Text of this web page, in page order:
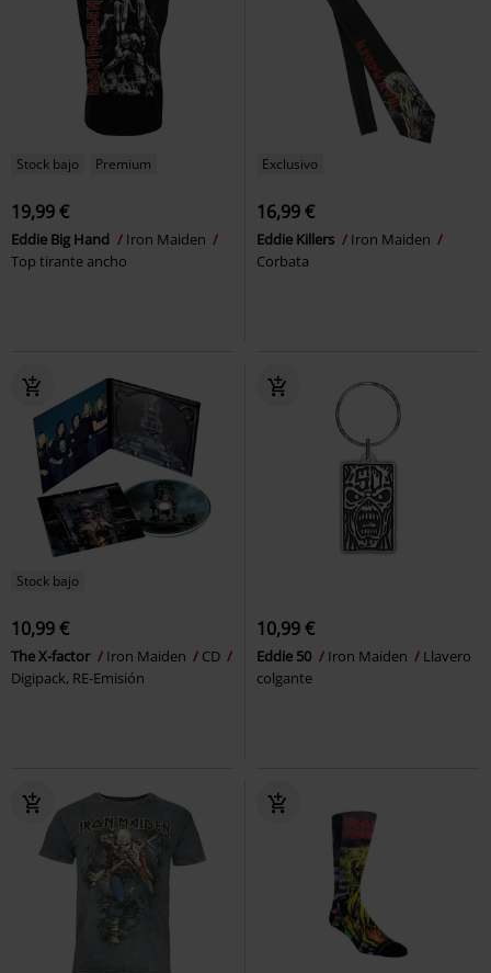
Stock bajo Premium
19,99 €
Eddie Big Hand
Iron Maiden
Top tirante ancho
Exclusivo
16,99 €
Eddie Killers
Iron Maiden
Corbata
Stock bajo
10,99 €
The X-factor Iron Maiden
CD
Digipack, RE-Emisión
10,99 €
Eddie 50 Iron Maiden
Llavero
colgante